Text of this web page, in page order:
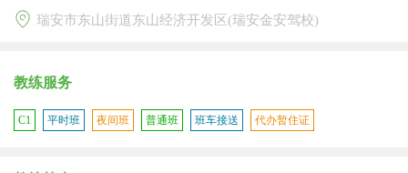
瑞安市东山街道东山经济开发区(瑞安金安驾校)
教练服务
C1 平时班 夜间班 普通班 班车接送 代办暂住证